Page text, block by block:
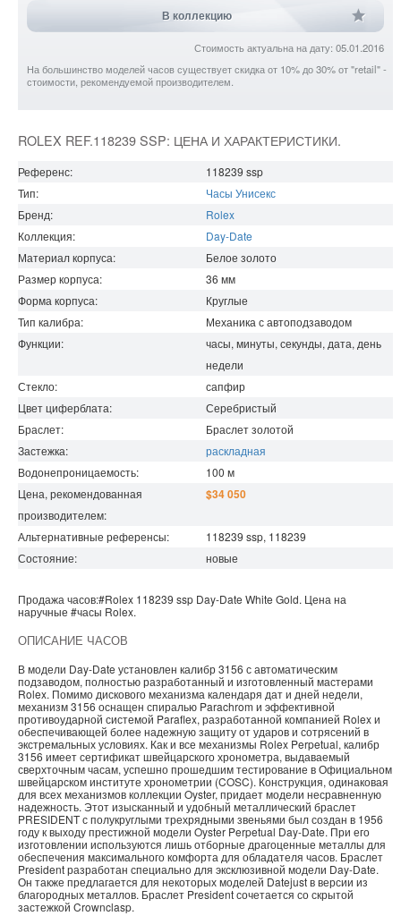
В коллекцию
Стоимость актуальна на дату: 05.01.2016
На большинство моделей часов существует скидка от 10% до 30% от "retail" -
стоимости, рекомендуемой производителем.
ROLEX REF.118239 SSP: ЦЕНА И ХАРАКТЕРИСТИКИ.
Референс:
118239 ssp
Тип:
Часы Унисекс
Бренд:
Rolex
Коллекция:
Day-Date
Материал корпуса:
Белое золото
Размер корпуса:
36 мм
Форма корпуса:
Круглые
Тип калибра:
Механика с автоподзаводом
Функции:
часы, минуты, секунды, дата, день
недели
Стекло:
сапфир
Цвет циферблата:
Серебристый
Браслет:
Браслет золотой
Застежка:
раскладная
Водонепроницаемость: 100 м
Цена, рекомендованная
производителем:
$34 050
Альтернативные референсы:
118239 ssp, 118239
Состояние:
новые
Продажа часов:#Rolex 118239 ssp Day-Date White Gold. Цена на
наручные #часы Rolex.
ОПИСАНИЕ ЧАСОВ
В модели Day-Date установлен калибр 3156 с автоматическим
подзаводом, полностью разработанный и изготовленный мастерами
Rolex. Помимо дискового механизма календаря дат и дней недели,
механизм 3156 оснащен спиралью Parachrom и эффективной
противоударной системой Paraflex, разработанной компанией Rolex и
обеспечивающей более надежную защиту от ударов и сотрясений в
экстремальных условиях. Как и все механизмы Rolex Perpetual, калибр
3156 имеет сертификат швейцарского хронометра, выдаваемый
сверхточным часам, успешно прошедшим тестирование в Официальном
швейцарском институте хронометрии (COSC). Конструкция, одинаковая
для всех механизмов коллекции Oyster, придает модели несравненную
надежность. Этот изысканный и удобный металлический браслет
PRESIDENT с полукруглыми трехрядными звеньями был создан в 1956
году к выходу престижной модели Oyster Perpetual Day-Date. При его
изготовлении используются лишь отборные драгоценные металлы для
обеспечения максимального комфорта для обладателя часов. Браслет
President разработан специально для эксклюзивной модели Day-Date.
Он также предлагается для некоторых моделей Datejust в версии из
благородных металлов. Браслет President сочетается со скрытой
застежкой Crownclasp.